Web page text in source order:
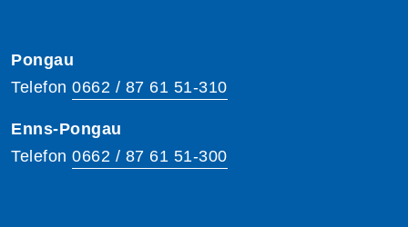
Pongau
Telefon 0662 / 87 61 51-310
Enns-Pongau
Telefon 0662 / 87 61 51-300